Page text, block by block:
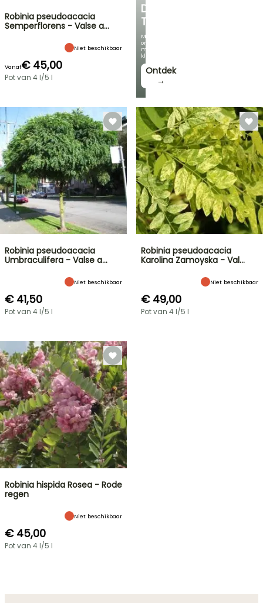
DE
TUIN
Met
onze
mooiste
klimplanten!
Ontdek
→
Robinia pseudoacacia
Semperflorens - Valse a…
Niet beschikbaar
Vanaf€ 45,00
Pot van 4 l/5 l
Robinia pseudoacacia
Umbraculifera - Valse a…
Niet beschikbaar
€ 41,50
Pot van 4 l/5 l
Robinia pseudoacacia
Karolina Zamoyska - Val…
Niet beschikbaar
€ 49,00
Pot van 4 l/5 l
Robinia hispida Rosea - Rode
regen
Niet beschikbaar
€ 45,00
Pot van 4 l/5 l